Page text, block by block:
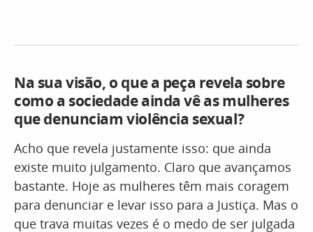
Na sua visão, o que a peça revela sobre
como a sociedade ainda vê as mulheres
que denunciam violência sexual?
Acho que revela justamente isso: que ainda
existe muito julgamento. Claro que avançamos
bastante. Hoje as mulheres têm mais coragem
para denunciar e levar isso para a Justiça. Mas o
que trava muitas vezes é o medo de ser julgada